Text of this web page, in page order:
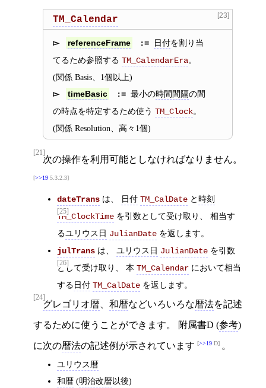
[23]
TM_Calendar
referenceFrame 日付を割り当
てるため参照する TM_CalendarEra。
(関係 Basis、1個以上)
timeBasic 最小の時間間隔の間
の時点を特定するため使う TM_Clock。
(関係 Resolution、高々1個)
[21]
次の操作を利用可能としなければなりません。
>>19 5.3.2.3
[25]
dateTrans は、 日付 TM_CalDate と時刻
TM_ClockTime を引数として受け取り、 相当す
るユリウス日 JulianDate を返します。
[26]
julTrans は、 ユリウス日 JulianDate を引数
として受け取り、 本 TM_Calendar において相当
する日付 TM_CalDate を返します。
[24]
グレゴリオ暦 和暦などいろいろな暦法を記述
するために使うことができます。 附属書D (参考)
に次の暦法の記述例が示されています >>19 D 。
ユリウス暦
和暦 (明治改暦以後)